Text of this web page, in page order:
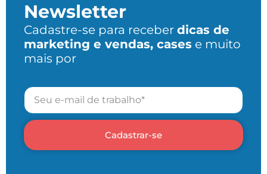
Newsletter
Cadastre-se para receber dicas de
marketing e vendas, cases e muito
mais por
Cadastrar-se